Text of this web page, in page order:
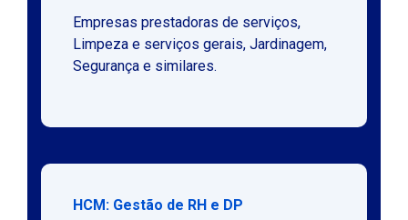
Empresas prestadoras de serviços,
Limpeza e serviços gerais, Jardinagem,
Segurança e similares.
HCM: Gestão de RH e DP